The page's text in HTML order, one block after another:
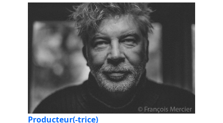
Producteur(-trice)